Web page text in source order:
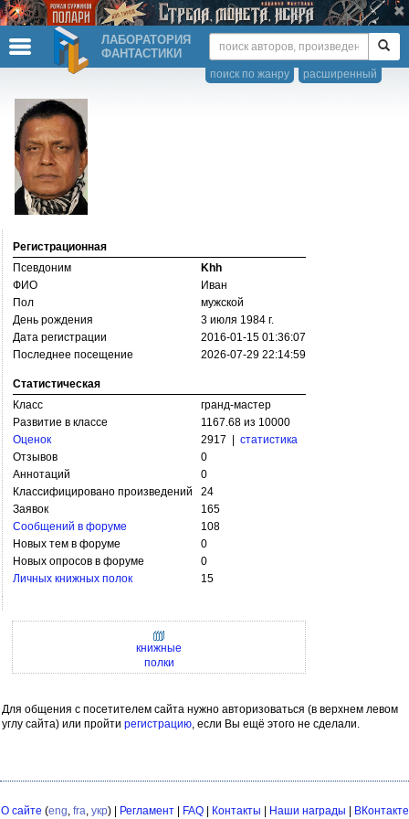
ЛАБОРАТОРИЯ
ФАНТАСТИКИ
расширенный
поиск по жанру
Регистрационная
Псевдоним
Khh
ФИО
Иван
Пол
мужской
День рождения
3 июля 1984 г.
Дата регистрации
2016-01-15 01:36:07
Последнее посещение
2026-07-29 22:14:59
Статистическая
Класс
гранд-мастер
Развитие в классе
1167.68 из 10000
Оценок
2917 | статистика
Отзывов
0
Аннотаций
0
Классифицировано произведений
24
Заявок
165
Сообщений в форуме
108
Новых тем в форуме
0
Новых опросов в форуме
0
Личных книжных полок
15
книжные
полки
Для общения с посетителем сайта нужно авторизоваться (в верхнем левом
углу сайта) или пройти регистрацию, если Вы ещё этого не сделали.
О сайте (eng, fra, укр) | Регламент| FAQ| Контакты Наши награды ВКонтакте